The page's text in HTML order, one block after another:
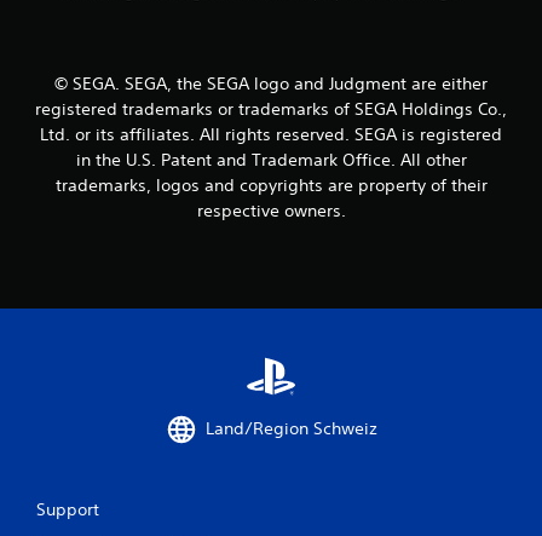
1
4
0
© SEGA. SEGA, the SEGA logo and Judgment are either
registered trademarks or trademarks of SEGA Holdings Co.,
Ltd. or its affiliates. All rights reserved. SEGA is registered
in the U.S. Patent and Trademark Office. All other
trademarks, logos and copyrights are property of their
respective owners.
Land/Region Schweiz
Support